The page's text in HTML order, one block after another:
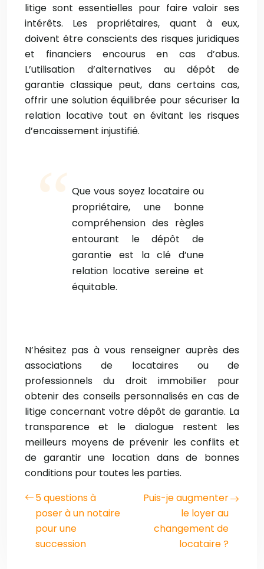
litige sont essentielles pour faire valoir ses
intérêts. Les propriétaires, quant à eux,
doivent être conscients des risques juridiques
et financiers encourus en cas d’abus.
L’utilisation d’alternatives au dépôt de
garantie classique peut, dans certains cas,
offrir une solution équilibrée pour sécuriser la
relation locative tout en évitant les risques
d’encaissement injustifié.
Que vous soyez locataire ou
propriétaire, une bonne
compréhension des règles
entourant le dépôt de
garantie est la clé d’une
relation locative sereine et
équitable.
N’hésitez pas à vous renseigner auprès des
associations de locataires ou de
professionnels du droit immobilier pour
obtenir des conseils personnalisés en cas de
litige concernant votre dépôt de garantie. La
transparence et le dialogue restent les
meilleurs moyens de prévenir les conflits et
de garantir une location dans de bonnes
conditions pour toutes les parties.
5 questions à
poser à un notaire
pour une
succession
Puis-je augmenter
le loyer au
changement de
locataire ?